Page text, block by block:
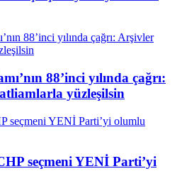
88’inci yılında çağrı:
yüzleşilsin
seçmeni YENİ Parti’yi